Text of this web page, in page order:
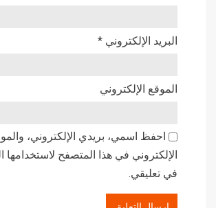
البريد الإلكتروني *
الموقع الإلكتروني
احفظ اسمي، بريدي الإلكتروني،
الإلكتروني في هذا المتصفح لاستخدامها
في تعليقي.